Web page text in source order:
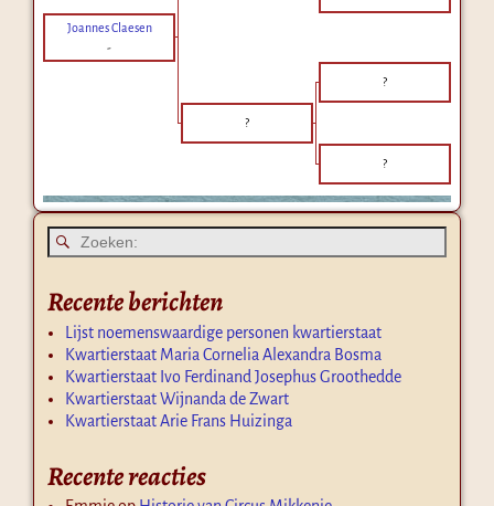
Joannes Claesen
-
?
?
?
Recente berichten
Lijst noemenswaardige personen kwartierstaat
Kwartierstaat Maria Cornelia Alexandra Bosma
Kwartierstaat Ivo Ferdinand Josephus Groothedde
Kwartierstaat Wijnanda de Zwart
Kwartierstaat Arie Frans Huizinga
Recente reacties